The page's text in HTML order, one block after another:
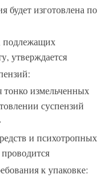
будет изготовлена по
подлежащих
утверждается
тонко измельченных
суспензий
и психотропных
к упаковке: